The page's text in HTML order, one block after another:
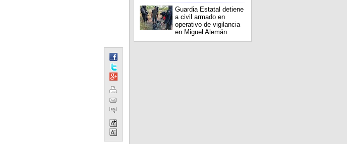
Guardia Estatal detiene
a civil armado en
operativo de vigilancia
en Miguel Alemán